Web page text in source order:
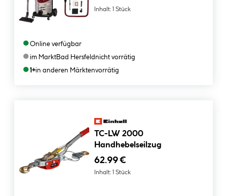
Inhalt: 1 Stück
●Online verfügbar
●im MarktBad Hersfeldnicht vorrätig
●1+in anderen Märktenvorrätig
TC-LW 2000
Handhebelseilzug
62.99 €
Inhalt: 1 Stück